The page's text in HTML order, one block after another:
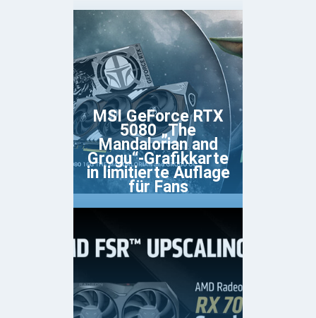
MSI GeForce RTX
5080 „The
Mandalorian and
Grogu“-Grafikkarte
in limitierte Auflage
für Fans